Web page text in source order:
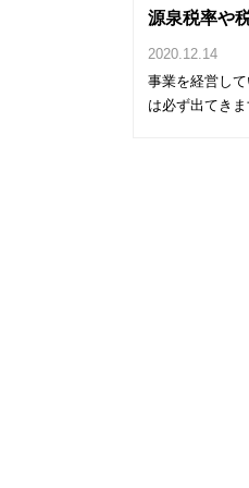
源泉税率や
2020.12.14
事業を経営し
は必ず出てき